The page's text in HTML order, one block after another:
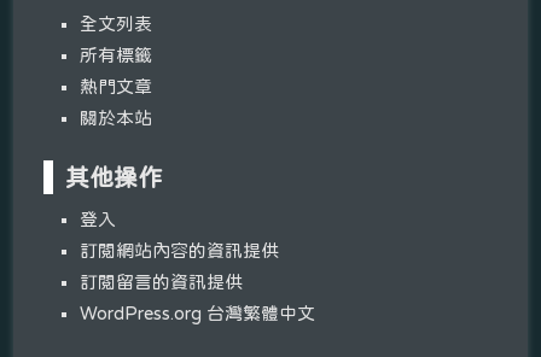
全文列表
所有標籤
熱門文章
關於本站
其他操作
登入
訂閱網站內容的資訊提供
訂閱留言的資訊提供
WordPress.org 台灣繁體中文